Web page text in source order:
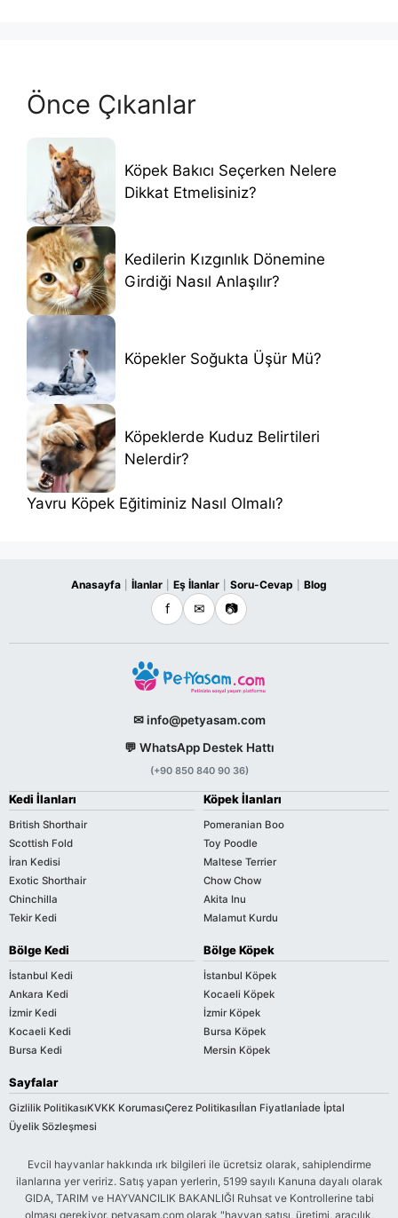
Önce Çıkanlar
Köpek Bakıcı Seçerken Nelere
Dikkat Etmelisiniz?
Kedilerin Kızgınlık Dönemine
Girdiği Nasıl Anlaşılır?
Köpekler Soğukta Üşür Mü?
Köpeklerde Kuduz Belirtileri
Nelerdir?
Yavru Köpek Eğitiminiz Nasıl Olmalı?
Anasayfa İlanlar Eş İlanlar Soru-Cevap Blog
f ✉ 📷
✉ info@petyasam.com
💬 WhatsApp Destek Hattı
(+90 850 840 90 36)
Kedi İlanları
British Shorthair
Scottish Fold
İran Kedisi
Exotic Shorthair
Chinchilla
Tekir Kedi
Köpek İlanları
Pomeranian Boo
Toy Poodle
Maltese Terrier
Chow Chow
Akita Inu
Malamut Kurdu
Bölge Kedi
İstanbul Kedi
Ankara Kedi
İzmir Kedi
Kocaeli Kedi
Bursa Kedi
Bölge Köpek
İstanbul Köpek
Kocaeli Köpek
İzmir Köpek
Bursa Köpek
Mersin Köpek
Sayfalar
Gizlilik PolitikasıKVKK KorumasıÇerez Politikasıİlan Fiyatlarıİade İptal
Üyelik Sözleşmesi
Evcil hayvanlar hakkında ırk bilgileri ile ücretsiz olarak, sahiplendirme
ilanlarına yer veririz. Satış yapan yerlerin, 5199 sayılı Kanuna dayalı olarak
GIDA, TARIM ve HAYVANCILIK BAKANLIĞI Ruhsat ve Kontrollerine tabi
olması gerekiyor. petyasam.com olarak "hayvan satışı, üretimi, aracılık,